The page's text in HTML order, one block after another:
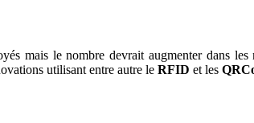
mais le nombre devrait augmenter dans
utilisant entre autre le RFID et les